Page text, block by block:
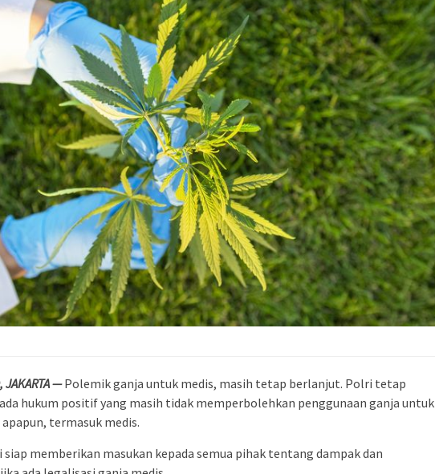
JAKARTA —Polemik ganja untuk medis, masih tetap berlanjut. Polri tetap
hukum positif yang masih tidak memperbolehkan penggunaan ganja untuk
termasuk medis.
siap memberikan masukan kepada semua pihak tentang dampak dan